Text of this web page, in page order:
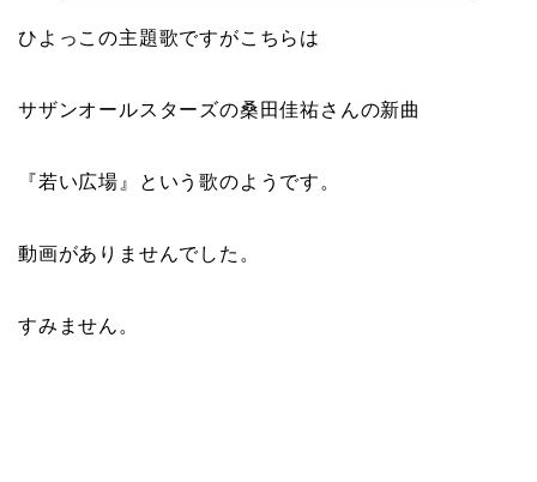
ひよっこの主題歌ですがこちらは
サザンオールスターズの桑田佳祐さんの新曲
『若い広場 』という歌のようです。
動画がありませんでした。
すみません。